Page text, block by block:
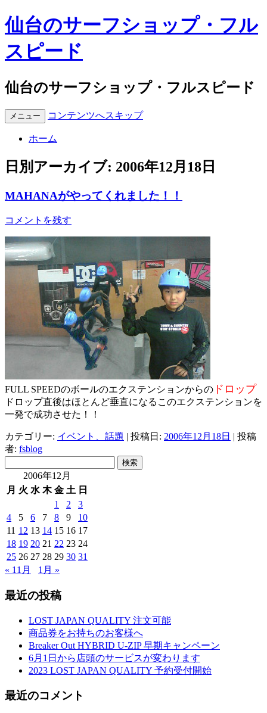
仙台のサーフショップ・フル
スピード
仙台のサーフショップ・フルスピード
メニュー コンテンツへスキップ
ホーム
日別アーカイブ: 2006年12月18日
MAHANAがやってくれました！！
コメントを残す
FULL SPEEDのボールのエクステンションからの ドロップ
ドロップ直後はほとんど垂直になるこのエクステンションを
一発で成功させた！！
カテゴリー: イベント、話題 | 投稿日: 2006年12月18日 | 投稿
者: fsblog
2006年12月
月 火 水 木 金 土 日
1
2
3
4
5 6 7 8 9
10
11 12 13 14 15 16 17
18 19 20 21 22 23 24
25 26 27 28 29 30 31
« 11月
1月 »
最近の投稿
LOST JAPAN QUALITY 注文可能
商品券をお持ちのお客様へ
Breaker Out HYBRID U-ZIP 早期キャンペーン
6月1日から店頭のサービスが変わります
2023 LOST JAPAN QUALITY 予約受付開始
最近のコメント